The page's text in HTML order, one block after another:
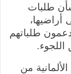
طلبات
أراضيها،
طلباتهم
من